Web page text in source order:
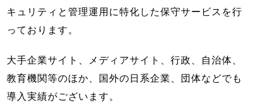
キュリティと管理運用に特化した保守サービスを行
っております。
大手企業サイト、メディアサイト、行政、自治体、
教育機関等のほか、国外の日系企業、団体などでも
導入実績がございます。